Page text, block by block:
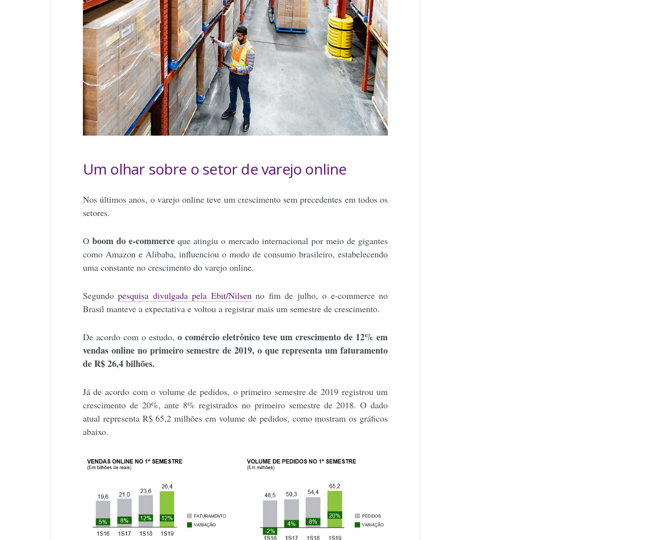
Um olhar sobre o setor de varejo online
Nos últimos anos, o varejo online teve um crescimento sem precedentes em todos os
setores.
O boom do e-commerceque atingiu o mercado internacional por meio de gigantes
como Amazon e Alibaba, influenciou o modo de consumo brasileiro, estabelecendo
uma constante no crescimento do varejo online.
Segundopesquisa divulgada pela Ebit/Nilsenno fim de julho, o e-commerce no
Brasil manteve a expectativa e voltou a registrar mais um semestre de crescimento.
De acordo com o estudo, o comércio eletrônico teve um crescimento de 12% em
vendas online no primeiro semestre de 2019, o que representa um faturamento
de R$ 26,4 bilhões.
Já de acordo com o volume de pedidos, o primeiro semestre de 2019 registrou um
crescimento de 20%, ante 8% registrados no primeiro semestre de 2018. O dado
atual representa R$ 65,2 milhões em volume de pedidos, como mostram os gráficos
abaixo.